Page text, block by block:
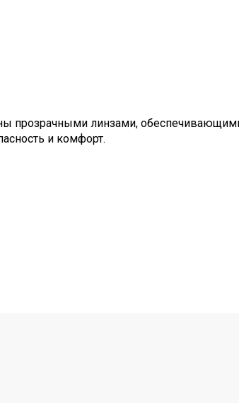
прозрачными линзами,
и комфорт.